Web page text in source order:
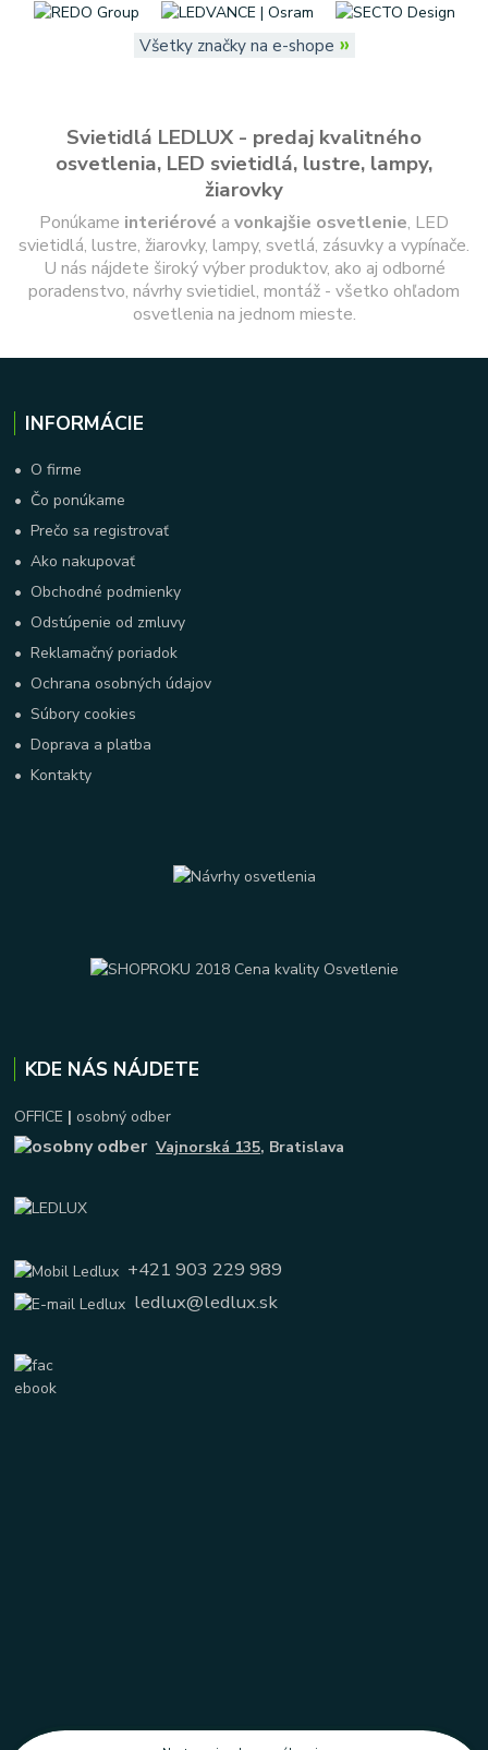
Všetky značky na e-shope »
Svietidlá LEDLUX - predaj kvalitného
osvetlenia, LED svietidlá, lustre, lampy,
žiarovky
Ponúkame interiérové a vonkajšie osvetlenie, LED
svietidlá, lustre, žiarovky, lampy, svetlá, zásuvky a vypínače.
U nás nájdete široký výber produktov, ako aj odborné
poradenstvo, návrhy svietidiel, montáž - všetko ohľadom
osvetlenia na jednom mieste.
INFORMÁCIE
• O firme
• Čo ponúkame
•Prečo sa registrovať
•Ako nakupovať
• Obchodné podmienky
• Odstúpenie od zmluvy
•Reklamačný poriadok
• Ochrana osobných údajov
•Súbory cookies
•Doprava a platba
•Kontakty
KDE NÁS NÁJDETE
OFFICE | osobný odber
Vajnorská 135, Bratislava
+421 903 229 989
ledlux@ledlux.sk